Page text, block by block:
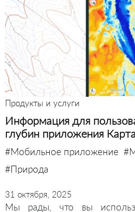
Продукты и услуги
Информация для
глубин приложения
#Мобильное приложение
#Природа
31 октября, 2025
Мы рады, что вы